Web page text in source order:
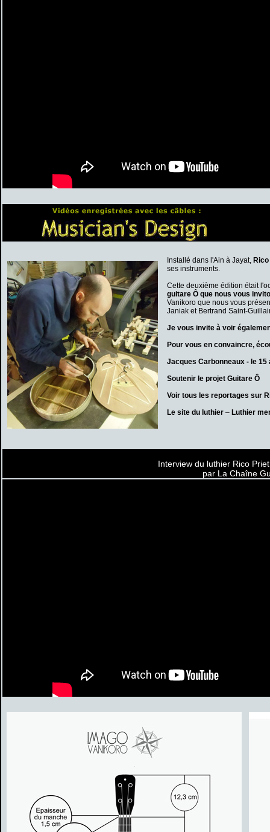
Installé dans l'Ain à Jayat,
ses instruments.
Cette deuxième édition était
guitare Ô que nous vous
Vanikoro que nous vous
Janiak et Bertrand Saint-
Je vous invite à voir
Pour vous en convaincre,
Jacques Carbonneaux - le 15
Soutenir le projet Guitare Ô
Voir tous les reportages sur
Le site du luthier – Luthier
Interview du luthier Rico
par La Chaîne